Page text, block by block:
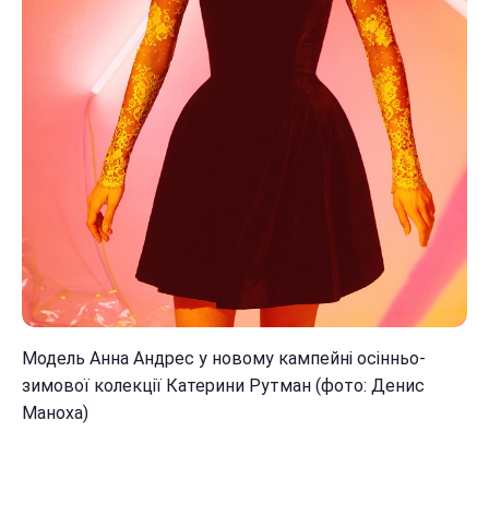
Модель Анна Андрес у новому кампейні осінньо-
зимової колекції Катерини Рутман (фото: Денис
Маноха)